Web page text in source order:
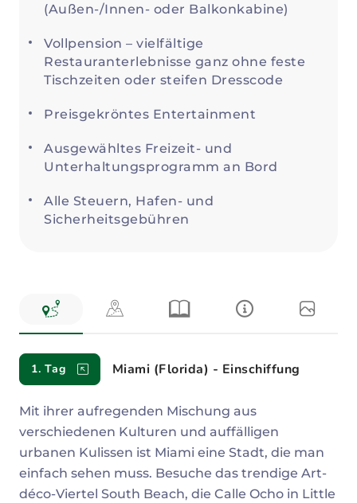
(Außen-/Innen- oder Balkonkabine)
Vollpension – vielfältige
Restauranterlebnisse ganz ohne feste
Tischzeiten oder steifen Dresscode
Preisgekröntes Entertainment
Ausgewähltes Freizeit- und
Unterhaltungsprogramm an Bord
Alle Steuern, Hafen- und
Sicherheitsgebühren
Reiseverlauf
1. Tag Miami (Florida) - Einschiffung
Mit ihrer aufregenden Mischung aus
verschiedenen Kulturen und auffälligen
urbanen Kulissen ist Miami eine Stadt, die man
einfach sehen muss. Besuche das trendige Art-
déco-Viertel South Beach, die Calle Ocho in Little